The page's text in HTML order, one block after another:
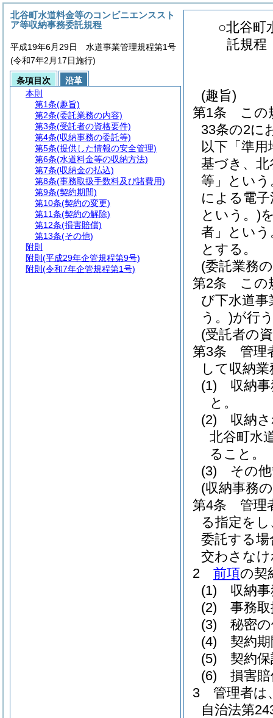
○北谷町
託規程
(趣旨)
第1条
この
33条の2に
以下「準
基づき、
等」という
による電
という。)
者」という
とする。
(委託業務
第2条
この
び下水道
う。)が行
(受託者の
第3条
管理
して収納
(1)
収納
と。
(2)
収納
北谷町水
ること。
(3)
その
(収納事務
第4条
管理
る指定を
委託する場
交わさな
2
前項の契
(1)
収納
(2)
事務
(3)
秘密
(4)
契約
(5)
契約
(6)
損害
3
管理者は
自治法第
北谷町水道料金等のコンビニエンススト
ア等収納事務委託規程
平成19年6月29日 水道事業管理規程第1号
(令和7年2月17日施行)
条項目次
沿革
本則
第1条(趣旨)
第2条(委託業務の内容)
第3条(受託者の資格要件)
第4条(収納事務の委託等)
第5条(提供した情報の安全管理)
第6条(水道料金等の収納方法)
第7条(収納金の払込)
第8条(事務取扱手数料及び諸費用)
第9条(契約期間)
第10条(契約の変更)
第11条(契約の解除)
第12条(損害賠償)
第13条(その他)
附則
附則 (平成29年企管規程第9号)
附則 (令和7年企管規程第1号)